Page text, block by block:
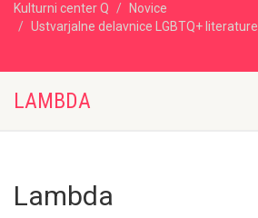
Kulturni center Q
Novice
Ustvarjalne delavnice LGBTQ+ literature
LAMBDA
Lambda